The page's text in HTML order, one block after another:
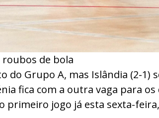
de bola
do Grupo A, mas Islândia (2-
fica com a outra vaga para
primeiro jogo já esta sexta-